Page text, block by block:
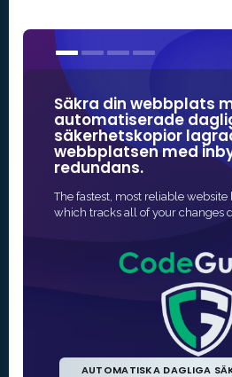
Säkra din webbplats
automatiserade
säkerhetskopior
webbplatsen med
redundans.
The fastest, most reliable website
which tracks all of your changes
AUTOMATISKA DAGLIGA